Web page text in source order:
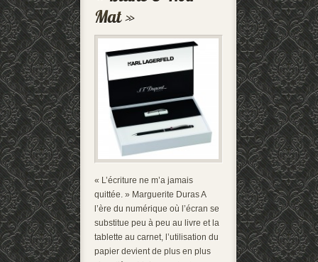
« L’écriture ne m’a jamais
quittée. » Marguerite Duras A
l’ère du numérique où l’écran se
substitue peu à peu au livre et la
tablette au carnet, l’utilisation du
papier devient de plus en plus